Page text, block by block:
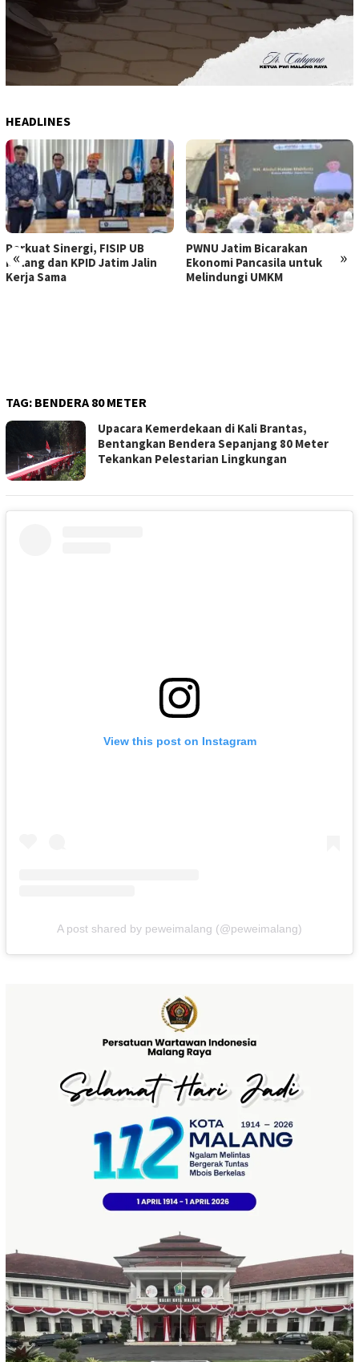
HEADLINES
« »
Perkuat Sinergi, FISIP UB
Malang dan KPID Jatim Jalin
Kerja Sama
PWNU Jatim Bicarakan
Ekonomi Pancasila untuk
Melindungi UMKM
TAG: BENDERA 80 METER
Upacara Kemerdekaan di Kali Brantas,
Bentangkan Bendera Sepanjang 80 Meter
Tekankan Pelestarian Lingkungan
View this post on Instagram
A post shared by peweimalang (@peweimalang)